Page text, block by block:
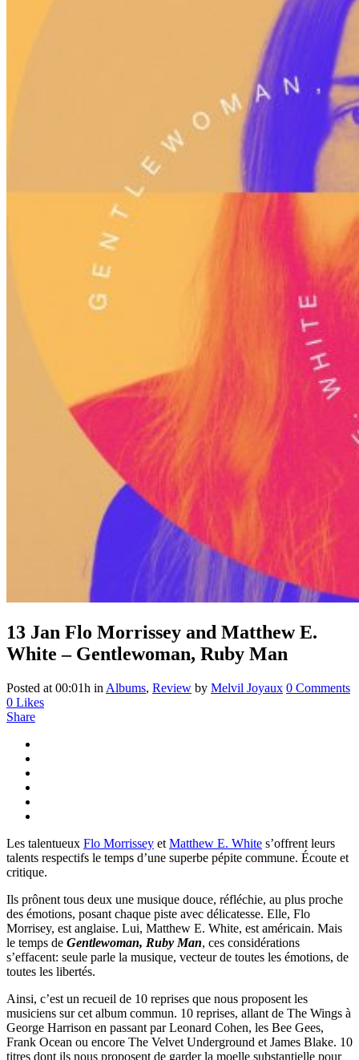
13 Jan Flo Morrissey and Matthew E.
White – Gentlewoman, Ruby Man
Posted at 00:01h in Albums, Review by Melvil Joyaux 0 Comments
0 Likes
Share
Les talentueux Flo Morrissey et Matthew E. White s’offrent leurs
talents respectifs le temps d’une superbe pépite commune. Écoute et
critique.
Ils prônent tous deux une musique douce, réfléchie, au plus proche
des émotions, posant chaque piste avec délicatesse. Elle, Flo
Morrisey, est anglaise. Lui, Matthew E. White, est américain. Mais
le temps de Gentlewoman, Ruby Man, ces considérations
s’effacent: seule parle la musique, vecteur de toutes les émotions, de
toutes les libertés.
Ainsi, c’est un recueil de 10 reprises que nous proposent les
musiciens sur cet album commun. 10 reprises, allant de The Wings à
George Harrison en passant par Leonard Cohen, les Bee Gees,
Frank Ocean ou encore The Velvet Underground et James Blake. 10
titres dont ils nous proposent de garder la moelle substantielle pour